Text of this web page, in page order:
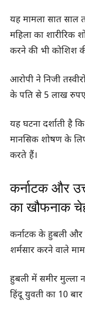
यह मामला सात
महिला का
करने की भी कोशिश
आरोपी ने निजी
के पति से 5 लाख रुपए
यह घटना दर्शाती है
मानसिक शोषण के
करते हैं।
कर्नाटक और
का खौफनाक
कर्नाटक के हुबली और
शर्मसार करने वाले
हुबली में समीर मुल्ला
हिंदू युवती का 10